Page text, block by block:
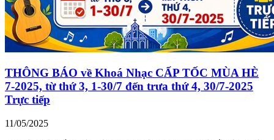
THÔNG BÁO về Khoá Nhạc CẤP TỐC MÙA HÈ
7-2025, từ thứ 3, 1-30/7 đến trưa thứ 4, 30/7-2025
Trực tiếp
11/05/2025